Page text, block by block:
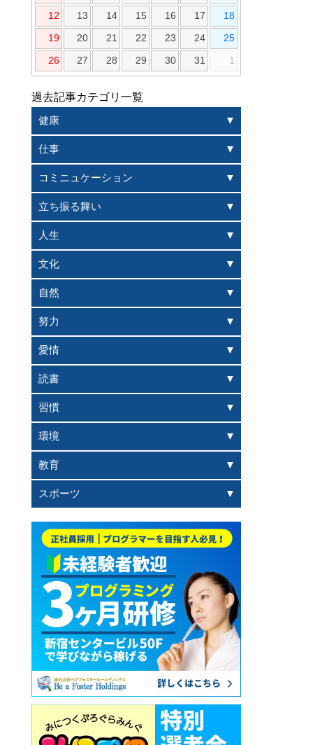
12 13 14 15 16 17 18
19 20 21 22 23 24 25
26 27 28 29 30 31 1
過去記事カテゴリ一覧
健康
仕事
コミニュケーション
立ち振る舞い
人生
文化
自然
努力
愛情
読書
習慣
環境
教育
スポーツ